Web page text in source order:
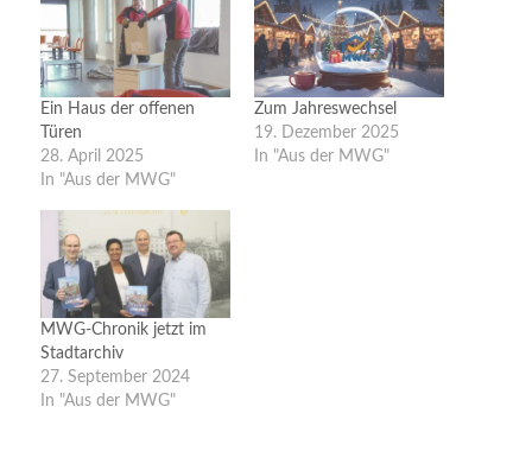
Ein Haus der offenen
Türen
28. April 2025
In "Aus der MWG"
Zum Jahreswechsel
19. Dezember 2025
In "Aus der MWG"
MWG-Chronik jetzt im
Stadtarchiv
27. September 2024
In "Aus der MWG"